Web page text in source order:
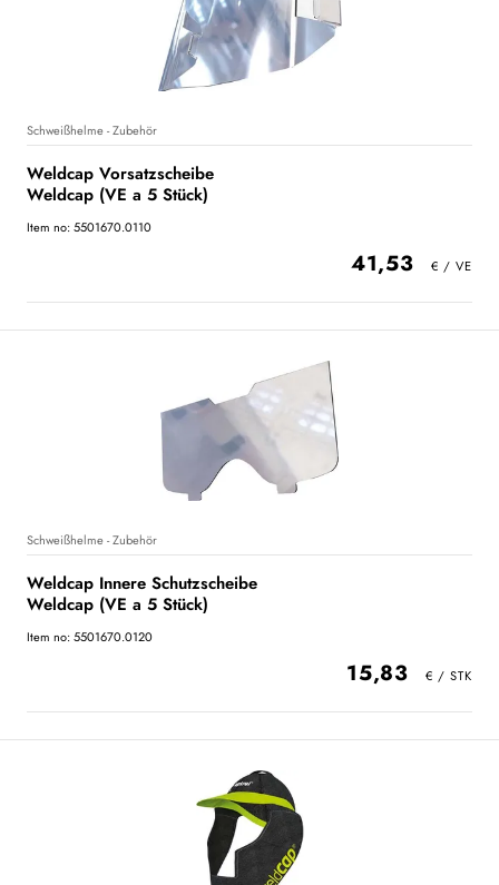
Schweißhelme - Zubehör
Weldcap Vorsatzscheibe
Weldcap (VE a 5 Stück)
Item no: 5501670.0110
41,53
Schweißhelme - Zubehör
Weldcap Innere Schutzscheibe
Weldcap (VE a 5 Stück)
Item no: 5501670.0120
15,83